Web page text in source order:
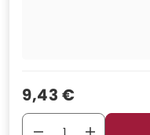
Verkaufspreis
9,43 €